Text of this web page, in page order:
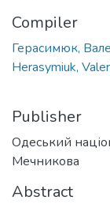
Compiler
Герасимюк,
Herasymiuk,
Publisher
Одеський
Мечникова
Abstract